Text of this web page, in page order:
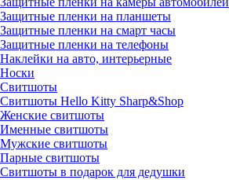
Защитные пленки на планшеты
Защитные пленки на смарт часы
Защитные пленки на телефоны
Наклейки на авто, интерьерные
Носки
Свитшоты
Cвитшоты Hello Kitty Sharp&Shop
Женские свитшоты
Именные свитшоты
Мужские свитшоты
Парные свитшоты
Свитшоты в подарок для дедушки